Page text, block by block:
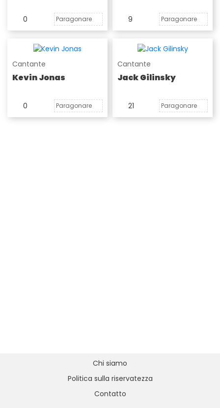
0 Paragonare 9 Paragonare
Cantante
Kevin Jonas
0 Paragonare
Cantante
Jack Gilinsky
21 Paragonare
Chi siamo
Politica sulla riservatezza
Contatto